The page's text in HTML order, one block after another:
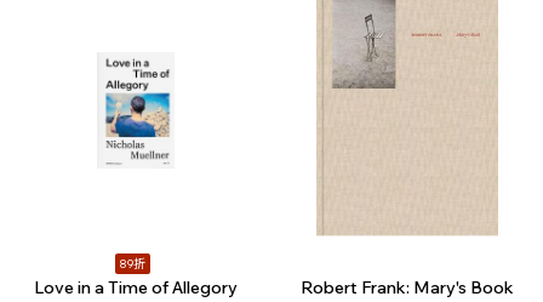
89折
Love in a Time of Allegory Robert Frank: Mary's Book